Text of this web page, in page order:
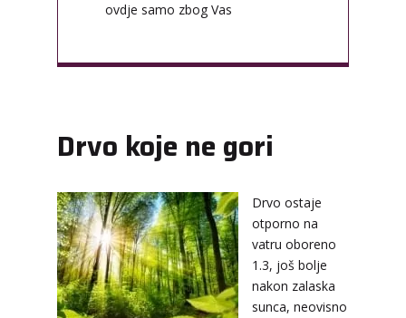
ovdje samo zbog Vas
Drvo koje ne gori
Drvo ostaje
otporno na
vatru oboreno
1.3, još bolje
nakon zalaska
sunca, neovisno
DI (DIJANA)/ Kod 67
Tarot savjetnik je slobodan
TEHNIKE:astrologija, numerlogija, tarot
Broj tel: 064/600-600
tel:0,93€ - mob:1,12€ min